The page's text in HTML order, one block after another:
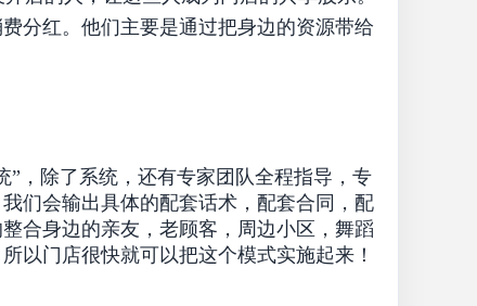
分红。他们主要是通过把身边的资源带给
， 除了系统，还有专家团队全程指导，专
们会输出具体的配套话术，配套合同，配
合身边的亲友，老顾客，周边小区，舞蹈
以门店很快就可以把这个模式实施起来！